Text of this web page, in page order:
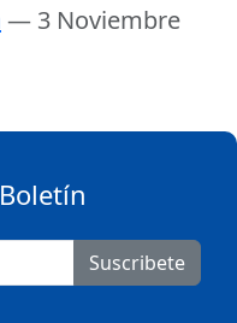
— 3 Noviembre
Suscribete